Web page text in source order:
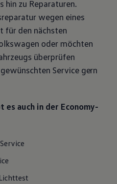
hin zu Reparaturen.
wegen eines
für den nächsten
oder möchten
überprüfen
gewünschten Servicegern
es auch in der Economy-
Service